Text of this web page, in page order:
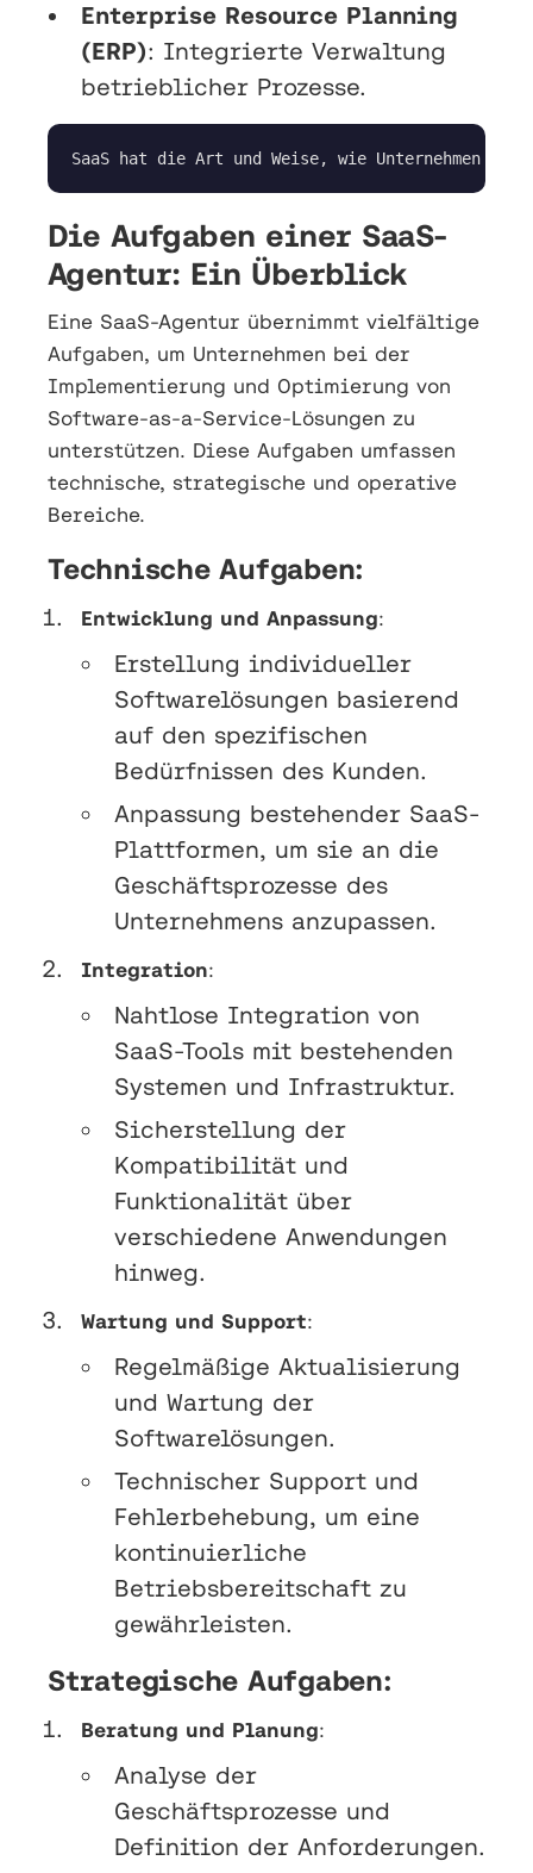
Enterprise Resource Planning
(ERP): Integrierte Verwaltung
betrieblicher Prozesse.
SaaS hat die Art und Weise, wie Unternehmen
Die Aufgaben einer SaaS-
Agentur: Ein Überblick
Eine SaaS-Agentur übernimmt vielfältige
Aufgaben, um Unternehmen bei der
Implementierung und Optimierung von
Software-as-a-Service-Lösungen zu
unterstützen. Diese Aufgaben umfassen
technische, strategische und operative
Bereiche.
Technische Aufgaben:
Entwicklung und Anpassung:
Erstellung individueller
Softwarelösungen basierend
auf den spezifischen
Bedürfnissen des Kunden.
Anpassung bestehender SaaS-
Plattformen, um sie an die
Geschäftsprozesse des
Unternehmens anzupassen.
Integration:
Nahtlose Integration von
SaaS-Tools mit bestehenden
Systemen und Infrastruktur.
Sicherstellung der
Kompatibilität und
Funktionalität über
verschiedene Anwendungen
hinweg.
Wartung und Support:
Regelmäßige Aktualisierung
und Wartung der
Softwarelösungen.
Technischer Support und
Fehlerbehebung, um eine
kontinuierliche
Betriebsbereitschaft zu
gewährleisten.
Strategische Aufgaben:
Beratung und Planung:
Analyse der
Geschäftsprozesse und
Definition der Anforderungen.